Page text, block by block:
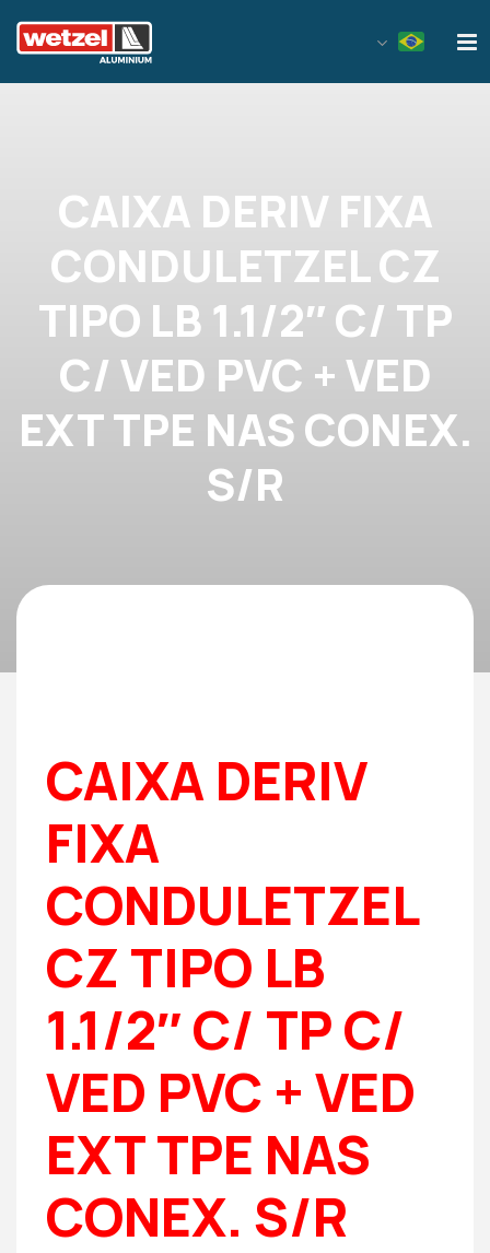
CAIXA DERIV FIXA
CONDULETZEL CZ
TIPO LB 1.1/2″ C/ TP
C/ VED PVC + VED
EXT TPE NAS CONEX.
S/R
CAIXA DERIV
FIXA
CONDULETZEL
CZ TIPO LB
1.1/2″ C/ TP C/
VED PVC + VED
EXT TPE NAS
CONEX. S/R